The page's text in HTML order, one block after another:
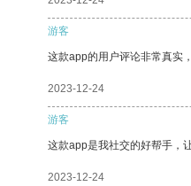
游客
这款app的用户评论非常真实
2023-12-24
游客
这款app是我社交的好帮手，
2023-12-24